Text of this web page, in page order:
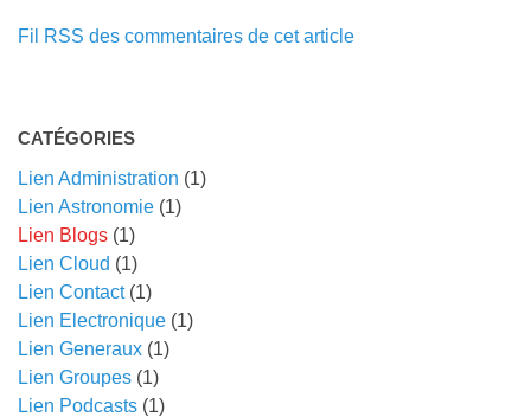
Fil RSS des commentaires de cet article
CATÉGORIES
Lien Administration (1)
Lien Astronomie (1)
Lien Blogs (1)
Lien Cloud (1)
Lien Contact(1)
Lien Electronique (1)
Lien Generaux (1)
Lien Groupes (1)
Lien Podcasts (1)